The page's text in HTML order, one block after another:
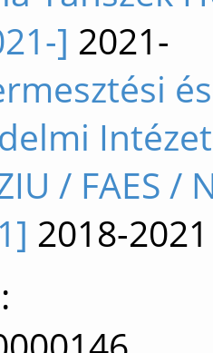
] 2021-
és
/ FAES /
2018-2021